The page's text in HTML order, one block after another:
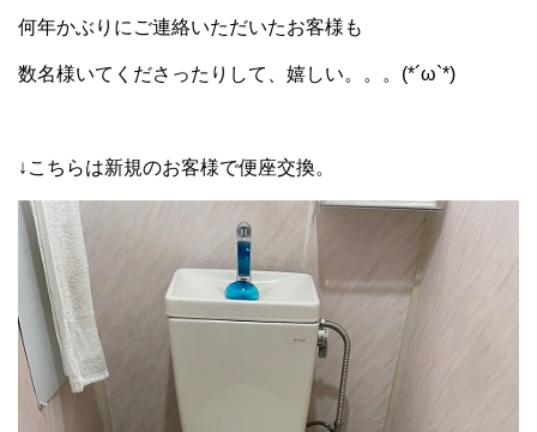
何年かぶりにご連絡いただいたお客様も
数名様いてくださったりして、嬉しい。。。(*´ω`*)
↓こちらは新規のお客様で便座交換。